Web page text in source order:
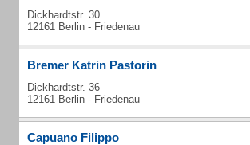
Dickhardtstr. 30
12161 Berlin - Friedenau
Bremer Katrin Pastorin
Dickhardtstr. 36
12161 Berlin - Friedenau
Capuano Filippo